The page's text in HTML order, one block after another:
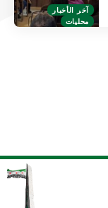
آخر الأخبار
محليات